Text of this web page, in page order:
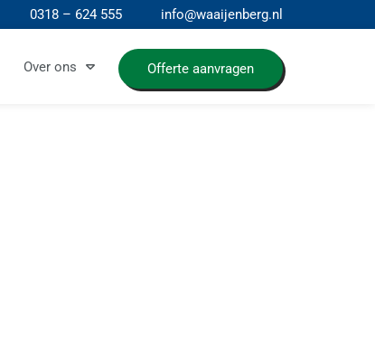
0318 – 624 555 info@waaijenberg.nl
Over ons Offerte aanvragen